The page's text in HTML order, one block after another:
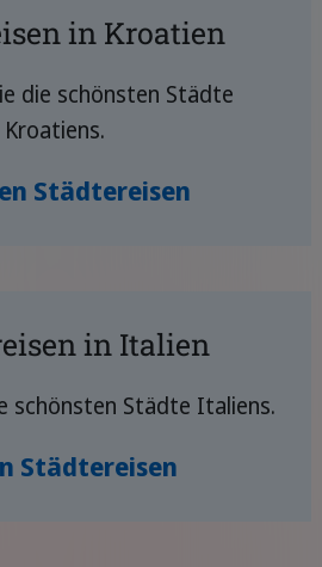
in Kroatien
die schönsten Städte
Kroatiens.
Städtereisen
in Italien
schönsten Städte Italiens.
Städtereisen